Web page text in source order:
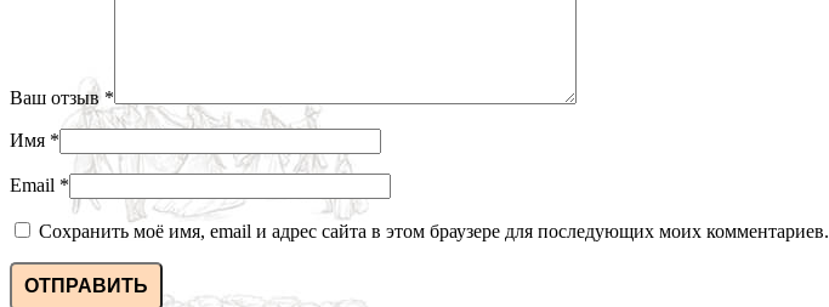
Ваш отзыв *
Имя *
Email *
Сохранить моё имя, email и адрес сайта в этом браузере для последующих моих комментариев.